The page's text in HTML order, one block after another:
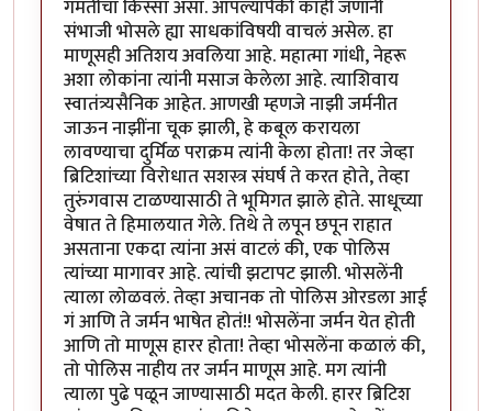
गमतीचा किस्सा असा. आपल्यापैकी काही जणांनी
संभाजी भोसले ह्या साधकांविषयी वाचलं असेल. हा
माणूसही अतिशय अवलिया आहे. महात्मा गांधी, नेहरू
अशा लोकांना त्यांनी मसाज केलेला आहे. त्याशिवाय
स्वातंत्र्यसैनिक आहेत. आणखी म्हणजे नाझी जर्मनीत
जाऊन नाझींना चूक झाली, हे कबूल करायला
लावण्याचा दुर्मिळ पराक्रम त्यांनी केला होता! तर जेव्हा
ब्रिटिशांच्या विरोधात सशस्त्र संघर्ष ते करत होते, तेव्हा
तुरुंगवास टाळण्यासाठी ते भूमिगत झाले होते. साधूच्या
वेषात ते हिमालयात गेले. तिथे ते लपून छपून राहात
असताना एकदा त्यांना असं वाटलं की, एक पोलिस
त्यांच्या मागावर आहे. त्यांची झटापट झाली. भोसलेंनी
त्याला लोळवलं. तेव्हा अचानक तो पोलिस ओरडला आई
गं आणि ते जर्मन भाषेत होतं!! भोसलेंना जर्मन येत होती
आणि तो माणूस हारर होता! तेव्हा भोसलेंना कळालं की,
तो पोलिस नाहीय तर जर्मन माणूस आहे. मग त्यांनी
त्याला पुढे पळून जाण्यासाठी मदत केली. हारर ब्रिटिश